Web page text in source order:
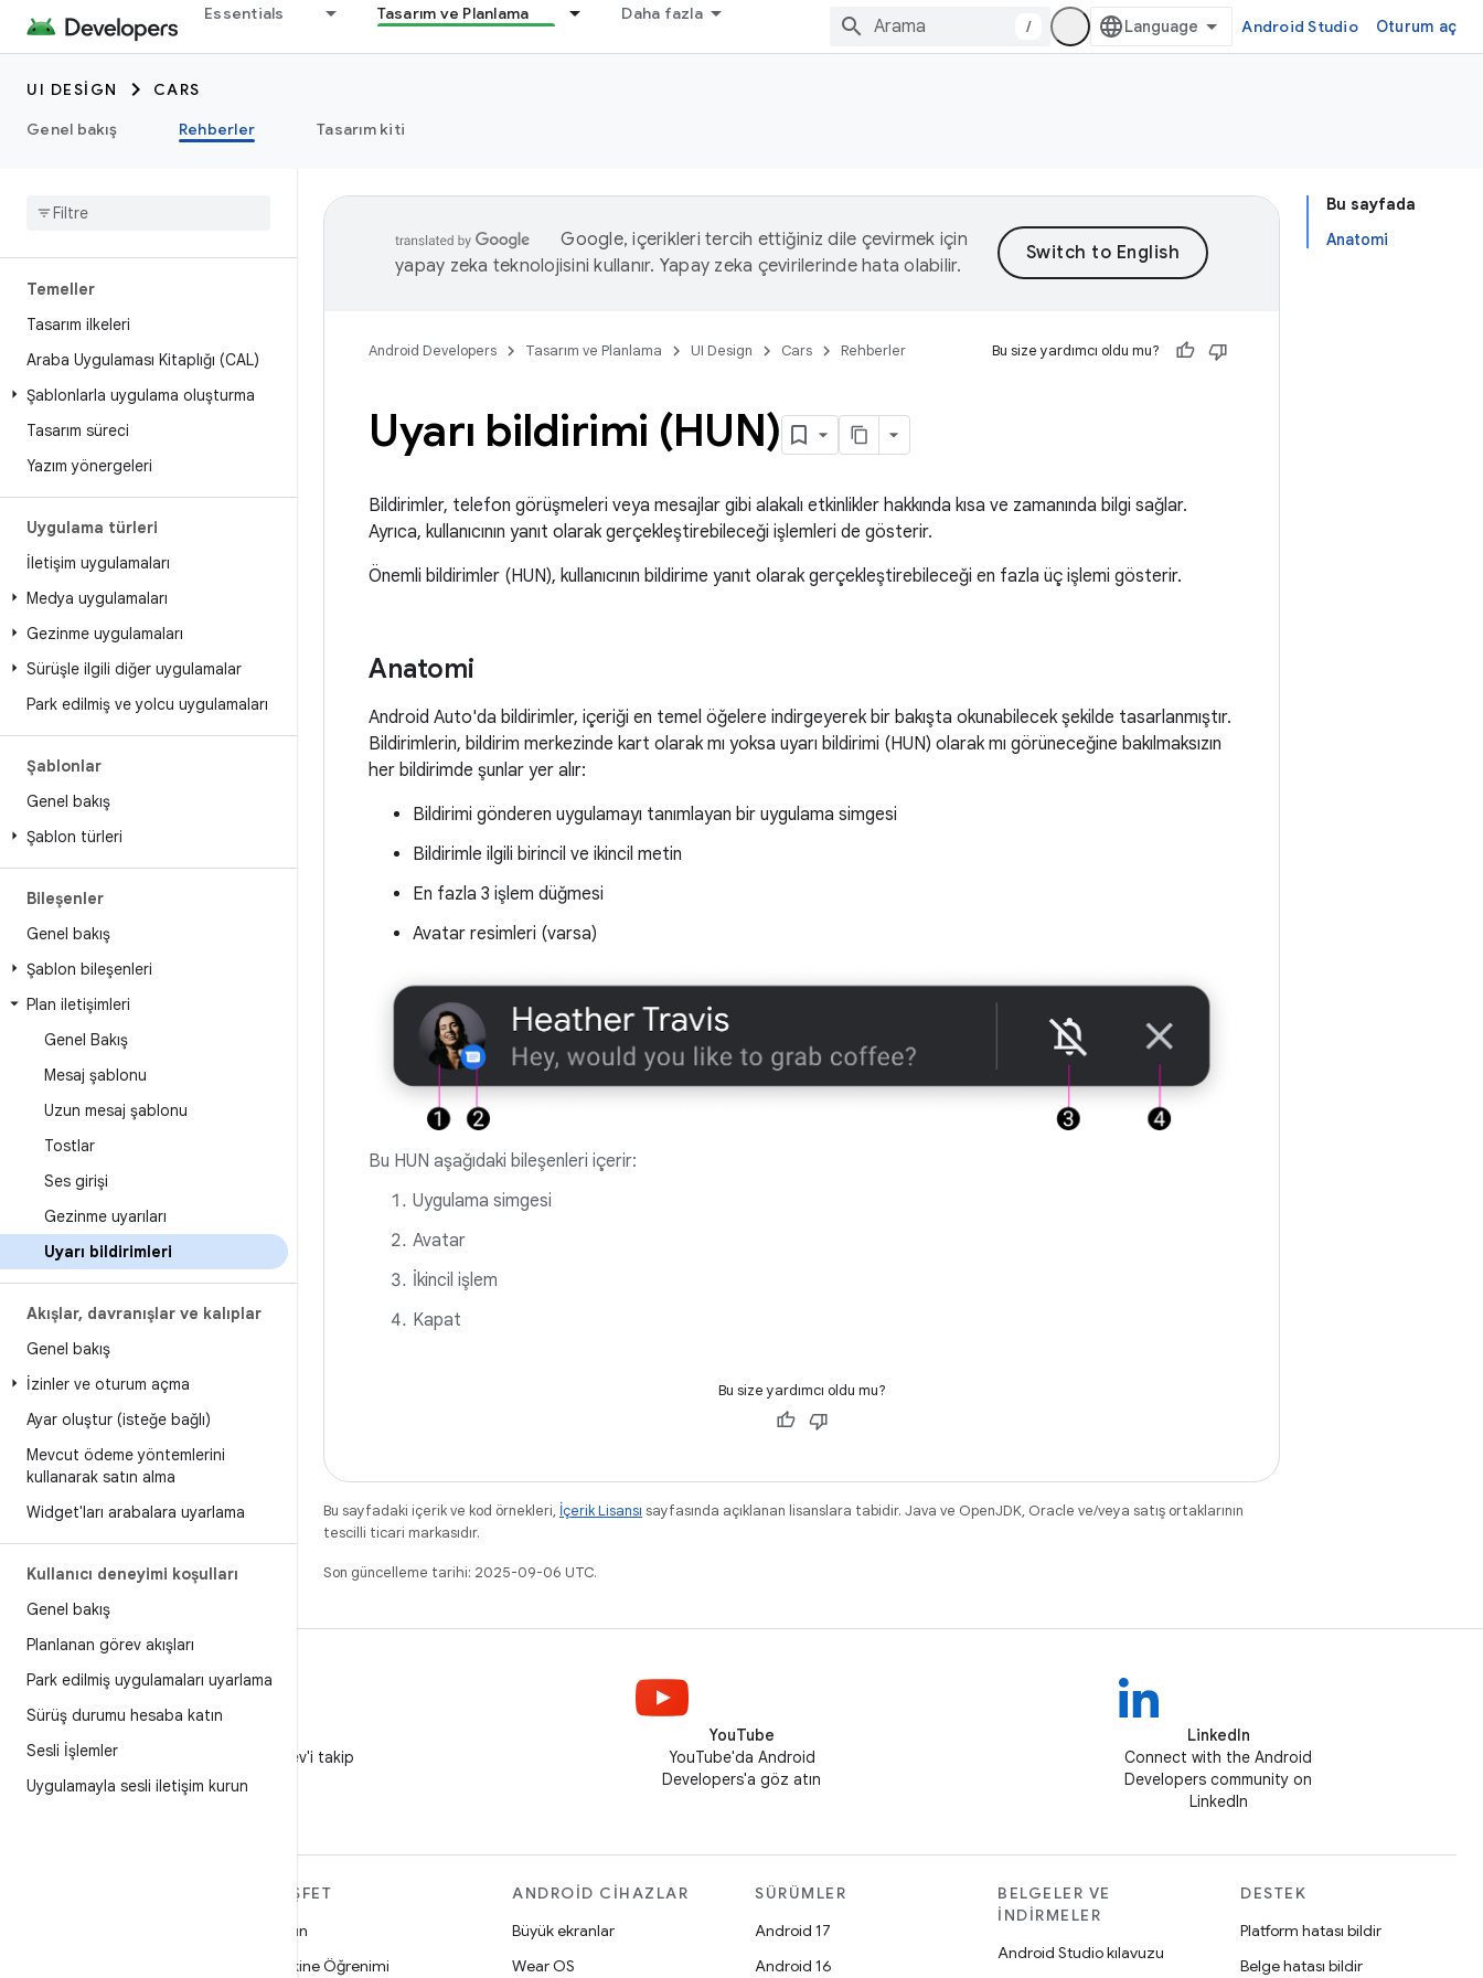
Essentials Tasarım ve Planlama Daha fazla
/ Android Studio Oturum aç
UI DESIGN
CARS
Genel bakış
Rehberler Tasarım kiti
Temeller
Tasarım ilkeleri
Araba Uygulaması Kitaplığı (CAL)
Şablonlarla uygulama oluşturma
Tasarım süreci
Yazım yönergeleri
Uygulama türleri
İletişim uygulamaları
Medya uygulamaları
Gezinme uygulamaları
Sürüşle ilgili diğer uygulamalar
Park edilmiş ve yolcu uygulamaları
Şablonlar
Genel bakış
Şablon türleri
Bileşenler
Genel bakış
Şablon bileşenleri
Plan iletişimleri
Genel Bakış
Mesaj şablonu
Uzun mesaj şablonu
Tostlar
Ses girişi
Gezinme uyarıları
Uyarı bildirimleri
Akışlar, davranışlar ve kalıplar
Genel bakış
İzinler ve oturum açma
Ayar oluştur (isteğe bağlı)
Mevcut ödeme yöntemlerini
kullanarak satın alma
Widget'ları arabalara uyarlama
Kullanıcı deneyimi koşulları
Genel bakış
Planlanan görev akışları
Park edilmiş uygulamaları uyarlama
Sürüş durumu hesaba katın
Sesli İşlemler
Uygulamayla sesli iletişim kurun
Bu sayfada
Anatomi
Google, içerikleri tercih ettiğiniz dile çevirmek için
yapay zeka teknolojisini kullanır. Yapay zeka çevirilerinde hata olabilir.
Android Developers Tasarım ve Planlama UI Design Cars Rehberler Bu size yardımcı oldu mu?
Uyarı bildirimi (HUN)
Bildirimler, telefon görüşmeleri veya mesajlar gibi alakalı etkinlikler hakkında kısa ve zamanında bilgi sağlar.
Ayrıca, kullanıcının yanıt olarak gerçekleştirebileceği işlemleri de gösterir.
Önemli bildirimler (HUN), kullanıcının bildirime yanıt olarak gerçekleştirebileceği en fazla üç işlemi gösterir.
Anatomi
Android Auto'da bildirimler, içeriği en temel öğelere indirgeyerek bir bakışta okunabilecek şekilde tasarlanmıştır.
Bildirimlerin, bildirim merkezinde kart olarak mı yoksa uyarı bildirimi (HUN) olarak mı görüneceğine bakılmaksızın
her bildirimde şunlar yer alır:
Bildirimi gönderen uygulamayı tanımlayan bir uygulama simgesi
Bildirimle ilgili birincil ve ikincil metin
En fazla 3 işlem düğmesi
Avatar resimleri (varsa)
Bu HUN aşağıdaki bileşenleri içerir:
Uygulama simgesi
Avatar
İkincil işlem
Kapat
Bu size yardımcı oldu mu?
Bu sayfadaki içerik ve kod örnekleri, İçerik Lisansı sayfasında açıklanan lisanslara tabidir. Java ve OpenJDK, Oracle ve/veya satış ortaklarının
tescilli ticari markasıdır.
Son güncelleme tarihi: 2025-09-06 UTC.
X'te @AndroidDev'i takip
YouTube
YouTube'da Android
Developers'a göz atın
LinkedIn
Connect with the Android
Developers community on
LinkedIn
KEŞFET
Oyun
Makine Öğrenimi
ANDROID CIHAZLAR
Büyük ekranlar
Wear OS
SÜRÜMLER
Android 17
Android 16
BELGELER VE
İNDIRMELER
Android Studio kılavuzu
DESTEK
Platform hatası bildir
Belge hatası bildir